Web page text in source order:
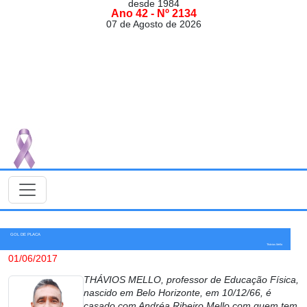
desde 1984
Ano 42 - Nº 2134
07 de Agosto de 2026
GOL DE PLACA
Thávios Mello
01/06/2017
THÁVIOS MELLO, professor de Educação Física,
nascido em Belo Horizonte, em 10/12/66, é